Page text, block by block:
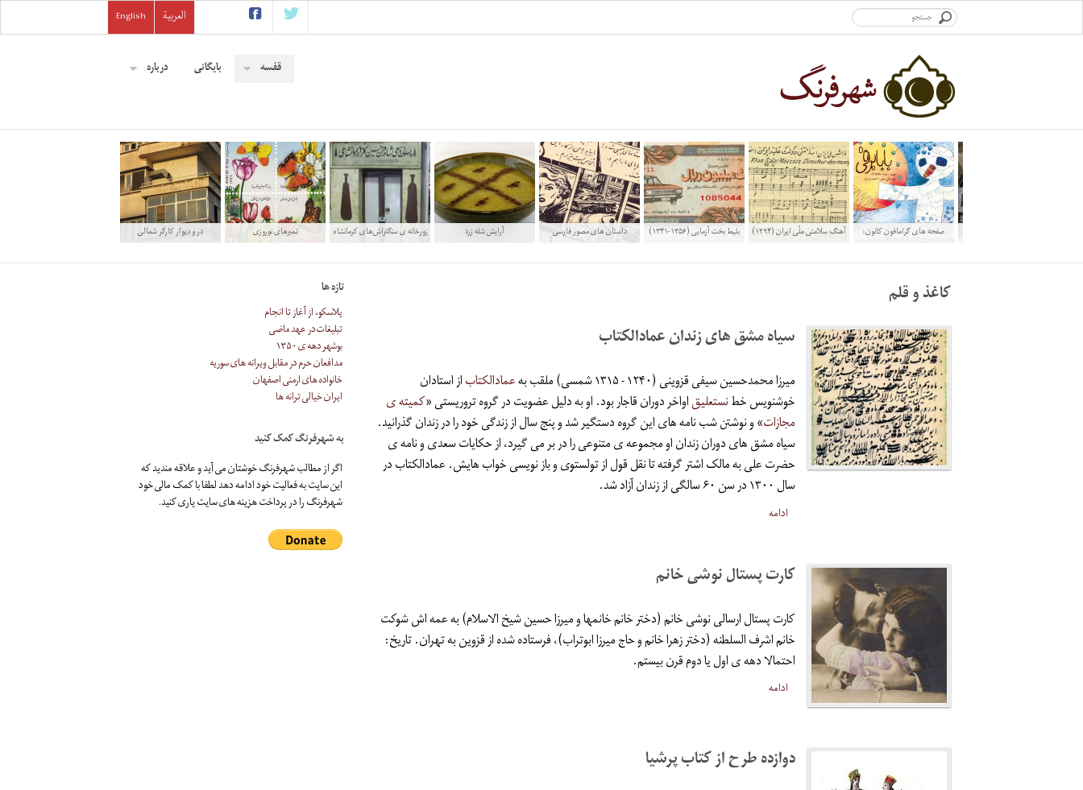
English العربية
قفسه بایگانی درباره
در و دیوار کارگر شمالی تمبرهاى نوروزى زورخانه ی سنگتراش‌های کرمانشاه آرایش شله زرد داستان های مصور فارسی بلیط بخت آزمایی (۱۳۵۶-۱۳۴۱) آهنگ سلامتی ملّی ایران (۱۲۹۴)
صفحه های گرامافون کانون:
کاغذ و قلم
سیاه مشق های زندان عمادالکتاب
میرزا محمدحسین سیفی قزوینی (۱۲۴۰ - ۱۳۱۵ شمسی) ملقب به عمادالکتاباز استادان
خوشنویس خطنستعلیقاواخر دوران قاجار بود. او به دلیل عضویت در گروه تروریستی «کمیته ی
مجازات» و نوشتن شب نامه های این گروه دستگیر شد و پنج سال از زندگی خود را در زندان گذرانید.
سیاه مشق های دوران زندان او مجموعه ی متنوعی را در بر می گیرد، از حکایات سعدی و نامه ی
حضرت علی به مالک اشتر گرفته تا نقل قول از تولستوی و باز نویسی خواب هایش. عمادالکتاب در
سال ۱۳۰۰ در سن ۶۰ سالگی از زندان آزاد شد.
ادامه
کارت پستال نوشی خانم
کارت پستال ارسالی نوشی خانم (دختر خانم خانمها و میرزا حسین شیخ الاسلام) به عمه اش شوکت
خانم اشرف السلطنه (دختر زهرا خانم و حاج میرزا ابوتراب)، فرستاده شده از قزوین به تهران. تاریخ:
احتمالا دهه ی اول یا دوم قرن بیستم.
ادامه
دوازده طرح از کتاب پرشیا
تازه ها
پلاسکو، از آغاز تا انجام
تبلیغات در عهد ماضی
بوشهر دهه ی ۱۳۵۰
مدافعان حرم در مقابل ویرانه های سوریه
خانواده های ارمنی اصفهان
ایران خیالی ترانه ها
به شهرفرنگ کمک کنید
اگر از مطالب شهرفرنگ خوشتان می آید و علاقه مندید که
این سایت به فعالیت خود ادامه دهد لطفا با کمک مالی خود
شهرفرنگ را در پرداخت هزینه های سایت یاری کنید.